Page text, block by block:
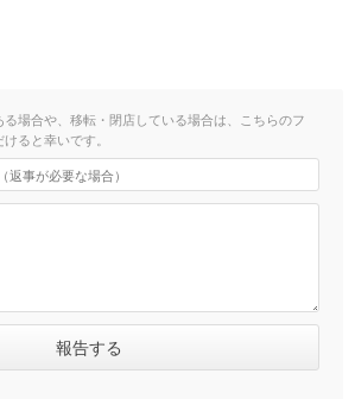
場合や、移転・閉店している場合は、こちらのフ
ると幸いです。